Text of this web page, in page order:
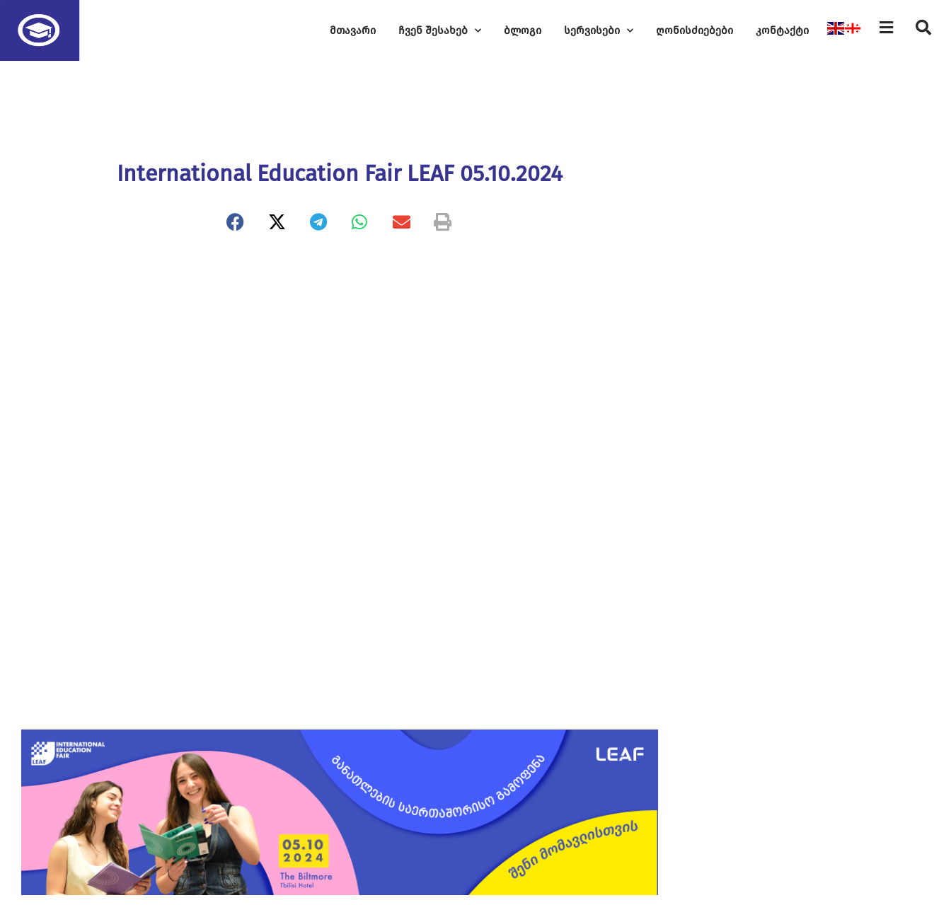
მთავარი ჩვენ შესახებ ბლოგი სერვისები ღონისძიებები კონტაქტი
International Education Fair LEAF 05.10.2024